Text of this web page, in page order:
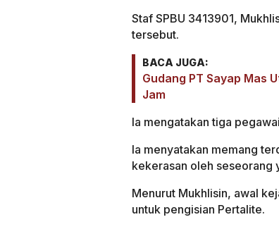
Staf SPBU 3413901,
tersebut.
BACA JUGA:
Gudang PT Sayap Mas
Jam
Ia mengatakan tiga
Ia menyatakan memang
kekerasan oleh seseorang
Menurut Mukhlisin, awal
untuk pengisian Pertalite.